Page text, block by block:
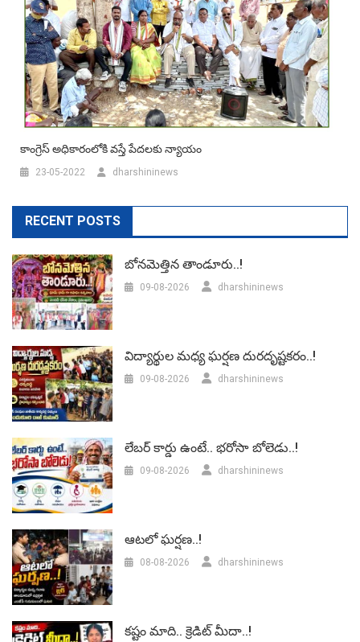
కాంగ్రెస్ అధికారంలోకి వస్తే పేదలకు న్యాయం
23-05-2022 dharshininews
RECENT POSTS
బోనమెత్తిన తాండూరు..!
09-08-2026 dharshininews
విద్యార్థుల మధ్య ఘర్షణ దురదృష్టకరం..!
09-08-2026 dharshininews
లేబర్‌ కార్డు ఉంటే.. భరోసా బోలెడు..!
09-08-2026 dharshininews
ఆటలో ఘర్షణ..!
08-08-2026 dharshininews
కష్టం మాది.. క్రెడిట్ మీదా..!